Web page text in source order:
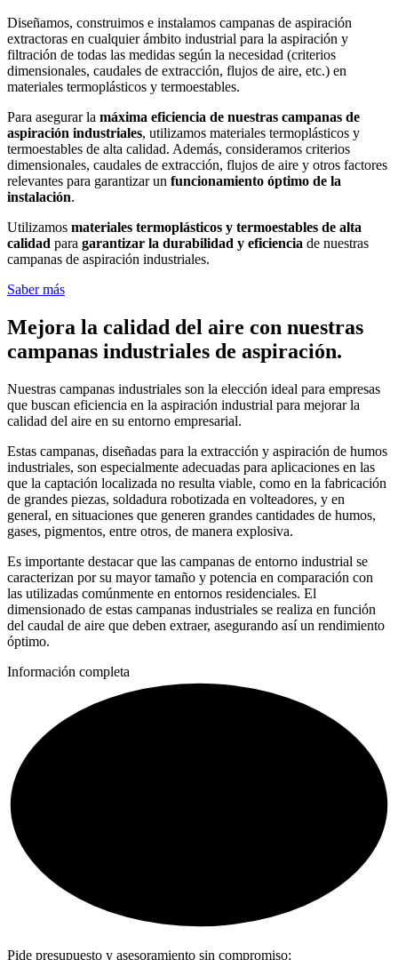
Diseñamos, construimos e instalamos campanas de aspiración
extractoras en cualquier ámbito industrial para la aspiración y
filtración de todas las medidas según la necesidad (criterios
dimensionales, caudales de extracción, flujos de aire, etc.) en
materiales termoplásticos y termoestables.
Para asegurar la máxima eficiencia de nuestras campanas de
aspiración industriales, utilizamos materiales termoplásticos y
termoestables de alta calidad. Además, consideramos criterios
dimensionales, caudales de extracción, flujos de aire y otros factores
relevantes para garantizar un funcionamiento óptimo de la
instalación.
Utilizamos materiales termoplásticos y termoestables de alta
calidad para garantizar la durabilidad y eficiencia de nuestras
campanas de aspiración industriales.
Saber más
Mejora la calidad del aire con nuestras
campanas industriales de aspiración.
Nuestras campanas industriales son la elección ideal para empresas
que buscan eficiencia en la aspiración industrial para mejorar la
calidad del aire en su entorno empresarial.
Estas campanas, diseñadas para la extracción y aspiración de humos
industriales, son especialmente adecuadas para aplicaciones en las
que la captación localizada no resulta viable, como en la fabricación
de grandes piezas, soldadura robotizada en volteadores, y en
general, en situaciones que generen grandes cantidades de humos,
gases, pigmentos, entre otros, de manera explosiva.
Es importante destacar que las campanas de entorno industrial se
caracterizan por su mayor tamaño y potencia en comparación con
las utilizadas comúnmente en entornos residenciales. El
dimensionado de estas campanas industriales se realiza en función
del caudal de aire que deben extraer, asegurando así un rendimiento
óptimo.
Información completa
Pide presupuesto y asesoramiento sin compromiso: